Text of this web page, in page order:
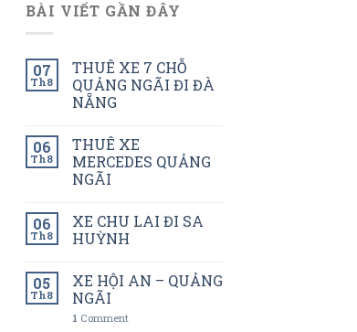
BÀI VIẾT GẦN ĐÂY
07
Th8
THUÊ XE 7 CHỖ
QUẢNG NGÃI ĐI ĐÀ
NẴNG
06
Th8
THUÊ XE
MERCEDES QUẢNG
NGÃI
06
Th8
XE CHU LAI ĐI SA
HUỲNH
05
Th8
XE HỘI AN – QUẢNG
NGÃI
1 Comment